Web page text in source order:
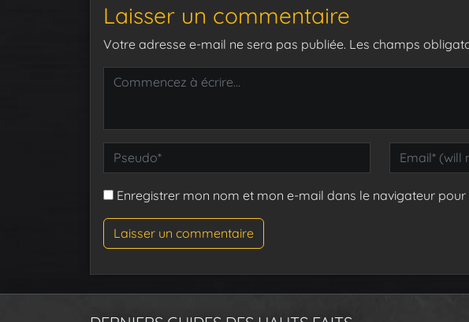
Laisser un commentaire
Votre adresse e-mail ne sera pas publiée. Les champs
Enregistrer mon nom et mon e-mail dans le navigateur